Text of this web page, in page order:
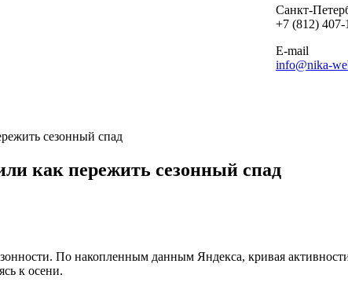
Санкт-
+7 (812) 407-
E-mail
info@nika-
сезонный спад
как пережить сезонный спад
По накопленным данным Яндекса, кривая
к осени.